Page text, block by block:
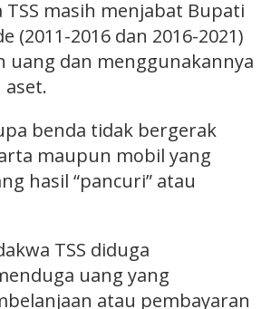
TSS masih menjabat Bupati
(2011-2016 dan 2016-2021)
uang dan menggunakannya
benda tidak bergerak
maupun mobil yang
hasil “pancuri” atau
TSS diduga
uang yang
atau pembayaran